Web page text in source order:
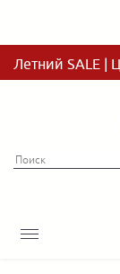
Летний SALE |